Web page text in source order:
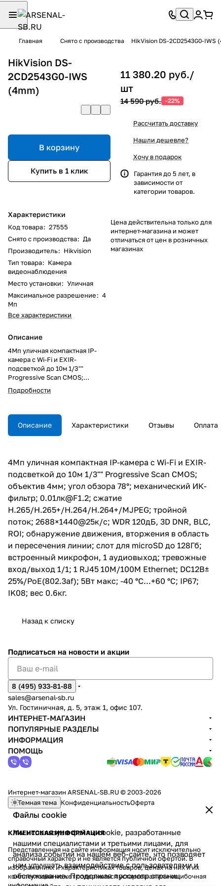
Главная Снято с производства HikVision DS-2CD2543G0-IWS
HikVision DS-
2CD2543G0-IWS
(4mm)
В корзину
Купить в 1 клик
Характеристики
Код товара: 27555
Снято с производства: Да
Производитель: Hikvision
Тип товара: Камера
видеонаблюдения
Место установки: Уличная
Максимальное разрешение: 4
Мп
Все характеристики
Описание
4Мп уличная компактная IP-
камера с Wi-Fi и EXIR-
подсветкой до 10м 1/3""
Progressive Scan CMOS;
объектив 4мм; угол обзора 78°;
механический ИК-фильтр;
H.265/H.265+/H.264/H.264+/MJ
PEG; тройной поток;
2688×1440@25к/с; WDR 120дБ,
microSD до 128Гб; встроенный
микрофон, 1 аудиовыход;
тревожные вход/выход 1/1; 1
RJ45 10M/100M Ethernet;
DC12В± 25%/PoE(802.3af); 5Вт
макс; -40 °C...+60 °C; IP67; IK08;
вес 0.6кг.
Подробности
11 380.20 руб./
шт
14 590 руб. -22%
Рассчитать доставку
Нашли дешевле?
Хочу в подарок
Гарантия до 5 лет, в
зависимости от
категории товаров.
Цена действительна только для
интернет-магазина и может
отличаться от цен в розничных
магазинах
Описание Характеристики Отзывы Оплата
4Мп уличная компактная IP-камера с Wi-Fi и EXIR-
подсветкой до 10м 1/3"" Progressive Scan CMOS;
объектив 4мм; угол обзора 78°; механический ИК-
фильтр; 0.01лк@F1.2; сжатие
H.265/H.265+/H.264/H.264+/MJPEG; тройной
поток; 2688×1440@25к/с; WDR 120дБ, 3D DNR, BLC,
ROI; обнаружение движения, вторжения в область
и пересечения линии; слот для microSD до 128Гб;
встроенный микрофон, 1 аудиовыход; тревожные
вход/выход 1/1; 1 RJ45 10M/100M Ethernet; DC12В±
25%/PoE(802.3af); 5Вт макс; -40 °C...+60 °C; IP67;
IK08; вес 0.6кг.
Назад к списку
Файлы cookie
Мы используем файлы cookie, разработанные
нашими специалистами и третьими лицами, для
анализа событий на нашем веб-сайте, что позволяет
нам улучшать взаимодействие с пользователями и
обслуживание. Продолжая просмотр страниц
Подписаться на новости и акции
8 (495) 933-81-88
sales@arsenal-sb.ru
Ул. Гостиничная, д. 5, этаж 1, офис 107.
ИНТЕРНЕТ-МАГАЗИН
ПОПУЛЯРНЫЕ РАЗДЕЛЫ
ИНФОРМАЦИЯ
ПОМОЩЬ
Интернет-магазин ARSENAL-SB.RU © 2003-2026
Темная тема КонфиденциальностьОферта
КЛИЕНТСКАЯ ИНФОРМАЦИЯ
Представленная на сайте информация носит исключительно
справочный характер и не является публичной офертой. В
изображениях и характеристиках товаров, ценах на них и их
комплектации может содержаться устаревшая или ошибочная